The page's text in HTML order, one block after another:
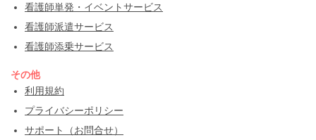
看護師単発・イベントサービス
看護師派遣サービス
看護師添乗サービス
その他
利用規約
プライバシーポリシー
サポート（お問合せ）